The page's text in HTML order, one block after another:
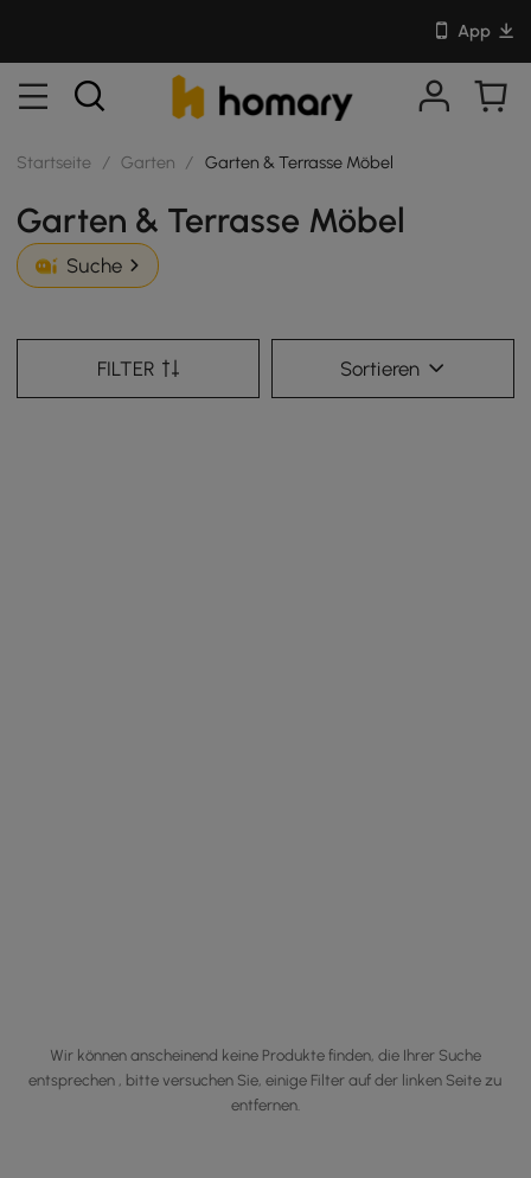
App
Startseite / Garten / Garten & Terrasse Möbel
Garten & Terrasse Möbel
Suche
FILTER Sortieren
Wir können anscheinend keine Produkte finden, die Ihrer Suche
entsprechen , bitte versuchen Sie, einige Filter auf der linken Seite zu
entfernen.